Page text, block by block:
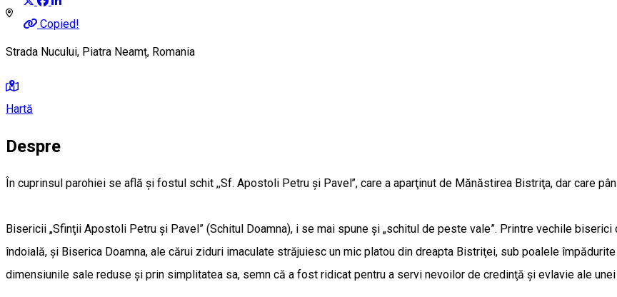
Copied!
Strada Nucului, Piatra Neamț, Romania
Hartă
Despre
În cuprinsul parohiei se află şi fostul schit ,,Sf. Apostoli Petru şi Pavel’’, care a aparţinut de Mănăstirea Bistriţa, dar care
Bisericii „Sfinţii Apostoli Petru şi Pavel” (Schitul Doamna), i se mai spune şi „schitul de peste vale”. Printre vechile
îndoială, şi Biserica Doamna, ale cărui ziduri imaculate străjuiesc un mic platou din dreapta Bistriţei, sub poalele
dimensiunile sale reduse şi prin simplitatea sa, semn că a fost ridicat pentru a servi nevoilor de credinţă şi evlavie ale